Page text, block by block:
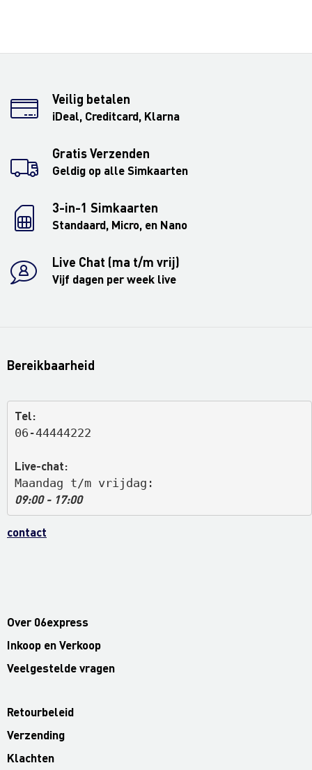
Veilig betalen
iDeal, Creditcard, Klarna
Gratis Verzenden
Geldig op alle Simkaarten
3-in-1 Simkaarten
Standaard, Micro, en Nano
Live Chat (ma t/m vrij)
Vijf dagen per week live
Bereikbaarheid
Tel:
06-44444222
Live-chat:
Maandag t/m vrijdag:
09:00 - 17:00
contact
Over 06express
Inkoop en Verkoop
Veelgestelde vragen
Retourbeleid
Verzending
Klachten